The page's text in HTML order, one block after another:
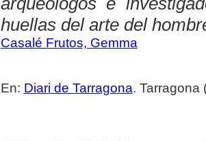
huellas del arte del
Casalé Frutos, Gemma
En: Diari de Tarragona. Tarragona